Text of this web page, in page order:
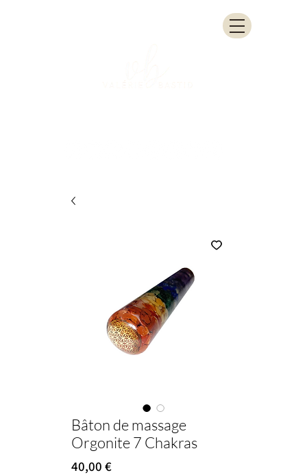
Bâton de massage
Orgonite 7 Chakras
40,00 €Prix